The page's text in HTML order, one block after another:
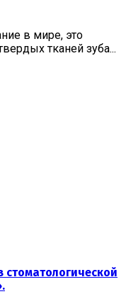
в мире, это
тканей зуба...